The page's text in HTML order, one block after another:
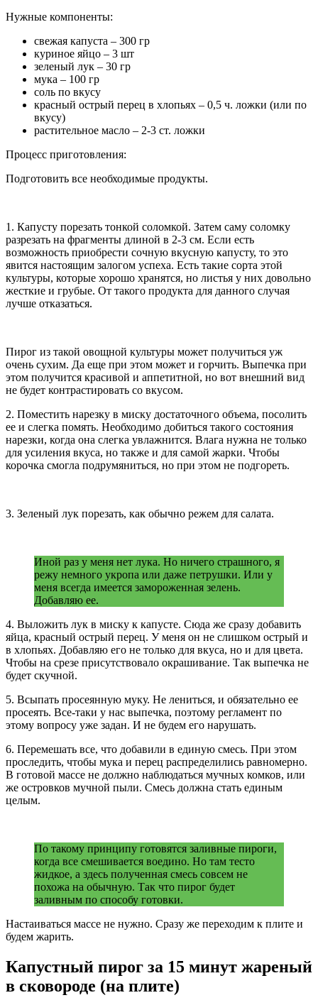
Нужные компоненты:
свежая капуста – 300 гр
куриное яйцо – 3 шт
зеленый лук – 30 гр
мука – 100 гр
соль по вкусу
красный острый перец в хлопьях – 0,5 ч. ложки (или по
вкусу)
растительное масло – 2-3 ст. ложки
Процесс приготовления:
Подготовить все необходимые продукты.
1. Капусту порезать тонкой соломкой. Затем саму соломку
разрезать на фрагменты длиной в 2-3 см. Если есть
возможность приобрести сочную вкусную капусту, то это
явится настоящим залогом успеха. Есть такие сорта этой
культуры, которые хорошо хранятся, но листья у них довольно
жесткие и грубые. От такого продукта для данного случая
лучше отказаться.
Пирог из такой овощной культуры может получиться уж
очень сухим. Да еще при этом может и горчить. Выпечка при
этом получится красивой и аппетитной, но вот внешний вид
не будет контрастировать со вкусом.
2. Поместить нарезку в миску достаточного объема, посолить
ее и слегка помять. Необходимо добиться такого состояния
нарезки, когда она слегка увлажнится. Влага нужна не только
для усиления вкуса, но также и для самой жарки. Чтобы
корочка смогла подрумяниться, но при этом не подгореть.
3. Зеленый лук порезать, как обычно режем для салата.
Иной раз у меня нет лука. Но ничего страшного, я
режу немного укропа или даже петрушки. Или у
меня всегда имеется замороженная зелень.
Добавляю ее.
4. Выложить лук в миску к капусте. Сюда же сразу добавить
яйца, красный острый перец. У меня он не слишком острый и
в хлопьях. Добавляю его не только для вкуса, но и для цвета.
Чтобы на срезе присутствовало окрашивание. Так выпечка не
будет скучной.
5. Всыпать просеянную муку. Не лениться, и обязательно ее
просеять. Все-таки у нас выпечка, поэтому регламент по
этому вопросу уже задан. И не будем его нарушать.
6. Перемешать все, что добавили в единую смесь. При этом
проследить, чтобы мука и перец распределились равномерно.
В готовой массе не должно наблюдаться мучных комков, или
же островков мучной пыли. Смесь должна стать единым
целым.
По такому принципу готовятся заливные пироги,
когда все смешивается воедино. Но там тесто
жидкое, а здесь полученная смесь совсем не
похожа на обычную. Так что пирог будет
заливным по способу готовки.
Настаиваться массе не нужно. Сразу же переходим к плите и
будем жарить.
Капустный пирог за 15 минут жареный
в сковороде (на плите)